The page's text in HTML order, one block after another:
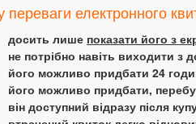
переваги електронного
досить лише показати його з
не потрібно навіть виходити з
його можливо придбати 24
його можливо придбати,
він доступний відразу після